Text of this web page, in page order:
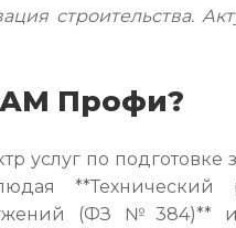
строительства.
Профи?
услуг по подготовке
**Технический
(ФЗ №384)** и